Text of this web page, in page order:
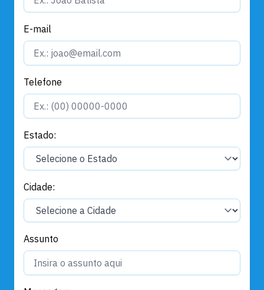
E-mail
Telefone
Estado:
Cidade:
Assunto